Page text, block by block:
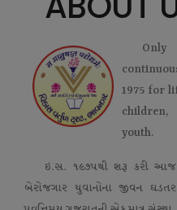
1975 for
children,
youth.
ઇ.સ. ૧૯૭૫થી શરૂ કરી આજ
બેરોજગાર યુવાનોના જીવન